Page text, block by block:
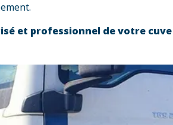
et professionnel de votre